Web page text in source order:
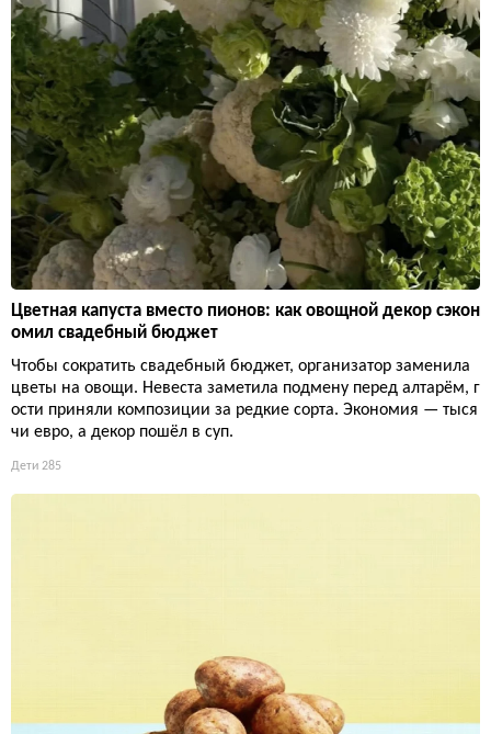
Цветная капуста вместо пионов: как овощной декор сэкон
омил свадебный бюджет
Чтобы сократить свадебный бюджет, организатор заменила
цветы на овощи. Невеста заметила подмену перед алтарём, г
ости приняли композиции за редкие сорта. Экономия — тыся
чи евро, а декор пошёл в суп.
Дети 285